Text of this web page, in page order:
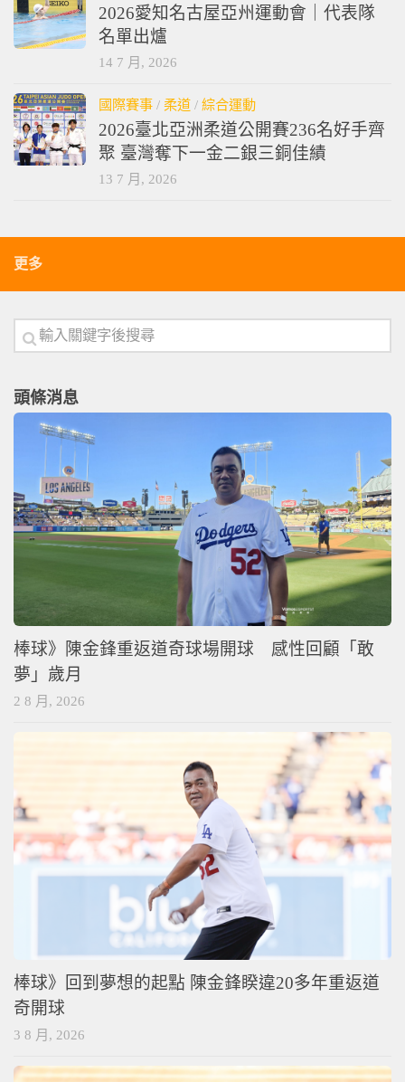
2026愛知名古屋亞州運動會｜代表隊
名單出爐
14 7 月, 2026
國際賽事 / 柔道 / 綜合運動
2026臺北亞洲柔道公開賽236名好手齊
聚 臺灣奪下一金二銀三銅佳績
13 7 月, 2026
更多
頭條消息
棒球》陳金鋒重返道奇球場開球 感性回顧「敢
夢」歲月
2 8 月, 2026
棒球》回到夢想的起點 陳金鋒睽違20多年重返道
奇開球
3 8 月, 2026